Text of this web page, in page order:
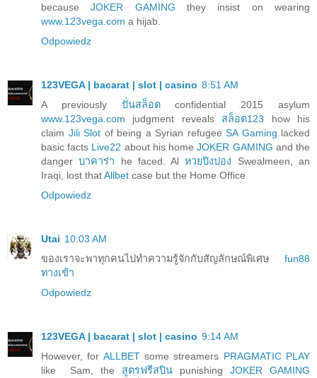
becauseJOKER GAMING they insist on wearing
www.123vega.com a hijab.
Odpowiedz
123VEGA | bacarat | slot | casino 8:51 AM
A previously ปั่นสล็อตconfidential 2015 asylum
www.123vega.com judgment reveals สล็อต123 how his
claim Jili Slot of being a Syrian refugee SA Gaming lacked
basic facts Live22 about his homeJOKER GAMING and the
dangerบาคาร่า he faced. Alหวยปิงปอง Swealmeen, an
Iraqi, lost thatAllbet case but the Home Office
Odpowiedz
Utai 10:03 AM
ของเราจะพาทุกคนไปทำความรู้จักกับสัญลักษณ์พิเศษ fun88
ทางเข้า
Odpowiedz
123VEGA | bacarat | slot | casino 9:14 AM
However, for ALLBETsome streamers PRAGMATIC PLAY
like Sam, the สูตรฟรีสปิน punishing JOKER GAMING